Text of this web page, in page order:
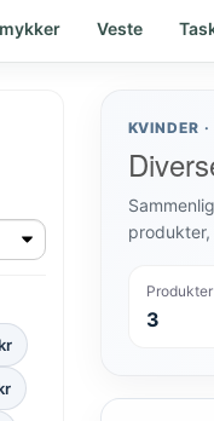
Veste
KVINDER
3